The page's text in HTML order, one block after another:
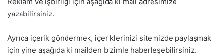
yazabilirsiniz.
Ayrıca içerik göndermek, içeriklerinizi sitemizde paylaşmak
için yine aşağıda ki mailden bizimle haberleşebilirsiniz.